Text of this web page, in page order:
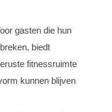
gasten die hun
biedt
fitnessruimte
kunnen blijven